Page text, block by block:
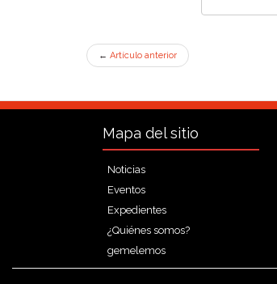
← Artículo anterior
Mapa del sitio
Noticias
Eventos
Expedientes
¿Quiénes somos?
gemelemos